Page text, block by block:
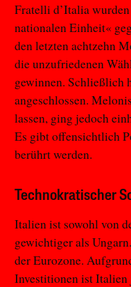
Fratelli d’Italia
nationalen Einheit«
den letzten achtzehn
die unzufriedenen
gewinnen. Schließlich
angeschlossen.
lassen, ging jedoch
Es gibt offensichtlich
berührt werden.
Technokratischer
Italien ist sowohl von
gewichtiger als
der Eurozone.
Investitionen ist Italien